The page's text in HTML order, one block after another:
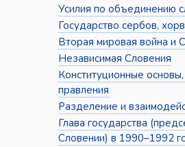
Усилия по объединению
Государство сербов,
Вторая мировая война
Независимая Словения
Конституционные
правления
Разделение и
Глава государства
Словении) в 1990–1992